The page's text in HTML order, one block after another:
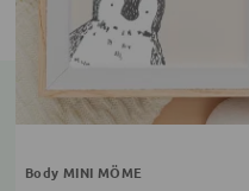
Body MINI MÖME